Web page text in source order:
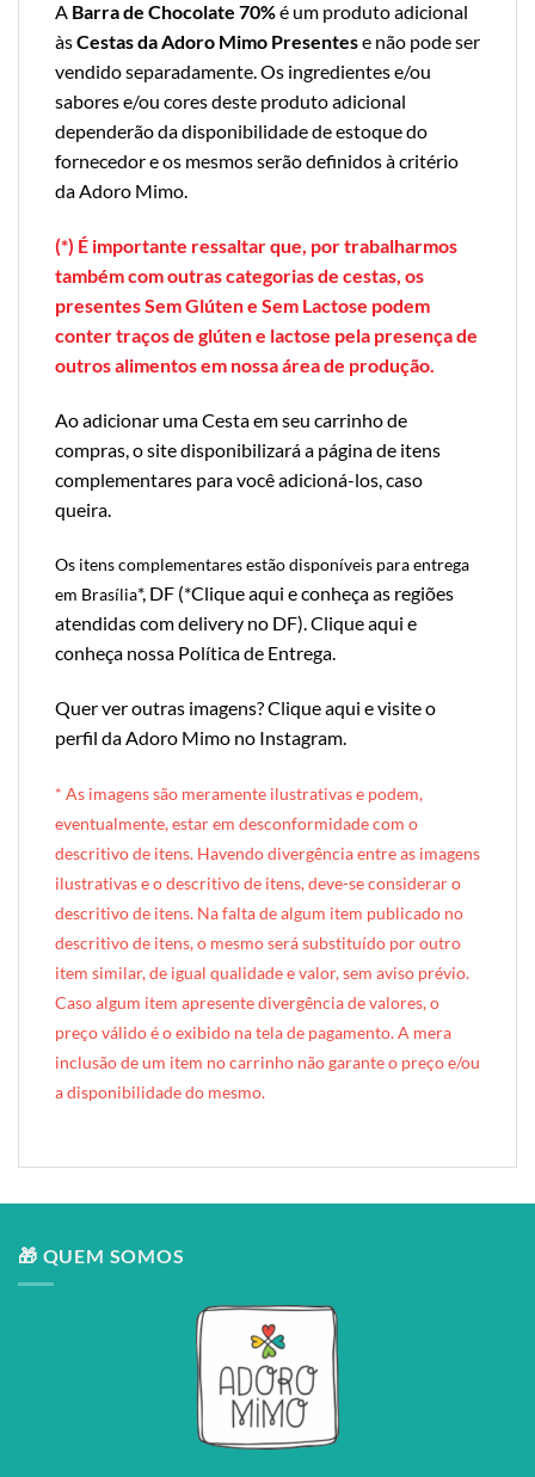
A Barra de Chocolate 70%é um produto adicional
àsCestas da Adoro Mimo Presentese não pode ser
vendido separadamente. Os ingredientes e/ou
sabores e/ou cores deste produto adicional
dependerão da disponibilidade de estoque do
fornecedor e os mesmos serão definidos à critério
da Adoro Mimo.
(*) É importante ressaltar que, por trabalharmos
também com outras categorias de cestas, os
presentes Sem Glúten e Sem Lactose podem
conter traços de glúten e lactose pela presença de
outros alimentos em nossa área de produção.
Ao adicionar uma Cesta em seu carrinho de
compras, o site disponibilizará a página de itens
complementares para você adicioná-los, caso
queira.
Os itens complementares estão disponíveis para entrega
em Brasília*, DF (*Clique aqui e conheça as regiões
atendidas com delivery no DF).Clique aqui e
conheça nossa Política de Entrega.
Quer ver outras imagens?Clique aqui e visite o
perfil da Adoro Mimo no Instagram.
* As imagens são meramente ilustrativas e podem,
eventualmente, estar em desconformidade com o
descritivo de itens. Havendo divergência entre as imagens
ilustrativas e o descritivo de itens, deve-se considerar o
descritivo de itens. Na falta de algum item publicado no
descritivo de itens, o mesmo será substituído por outro
item similar, de igual qualidade e valor, sem aviso prévio.
Caso algum item apresente divergência de valores, o
preço válido é o exibido na tela de pagamento. A mera
inclusão de um item no carrinho não garante o preço e/ou
a disponibilidade do mesmo.
🎁 QUEM SOMOS